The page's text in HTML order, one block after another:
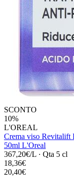
SCONTO
10%
L'OREAL
Crema viso Revitalift
50ml L'Oreal
367,20€/L · Qta 5 cl
18,36€
20,40€